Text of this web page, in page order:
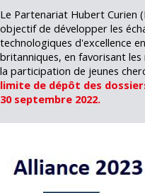
Le Partenariat Hubert Curien
objectif de développer les
technologiques d'excellence
britanniques, en favorisant
la participation de jeunes
limite de dépôt des
30 septembre 2022.